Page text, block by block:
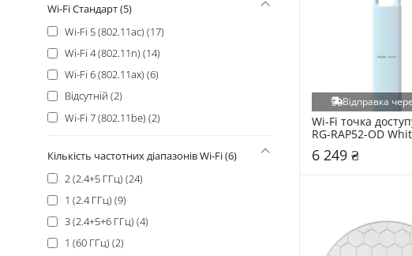
Wi-Fi Стандарт (5)
Wi-Fi 5 (802.11ac) (17)
Wi-Fi 4 (802.11n) (14)
Wi-Fi 6 (802.11ax) (6)
Відсутній (2)
Wi-Fi 7 (802.11be) (2)
Кількість частотних діапазонів Wi-Fi (6)
2 (2.4+5 ГГц) (24)
1 (2.4 ГГц) (9)
3 (2.4+5+6 ГГц) (4)
1 (60 ГГц) (2)
Відправка
Wi-Fi точка
RG-RAP52-OD
6 249 ₴